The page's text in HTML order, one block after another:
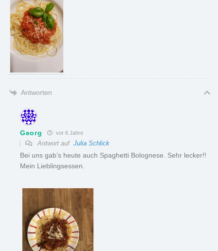
Antworten
Georg vor 6 Jahre
Antwort auf Julia Schlick
Bei uns gab’s heute auch Spaghetti Bolognese. Sehr lecker!!
Mein Lieblingsessen.